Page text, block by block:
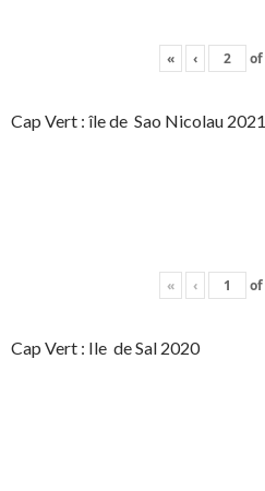
« ‹ of
Cap Vert : île de Sao Nicolau 2021
« ‹ of
Cap Vert : Ile de Sal 2020